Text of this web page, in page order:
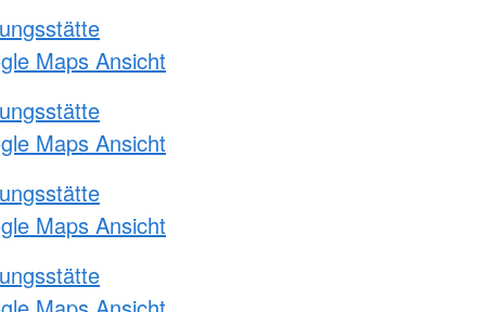
Maps Ansicht
Maps Ansicht
Maps Ansicht